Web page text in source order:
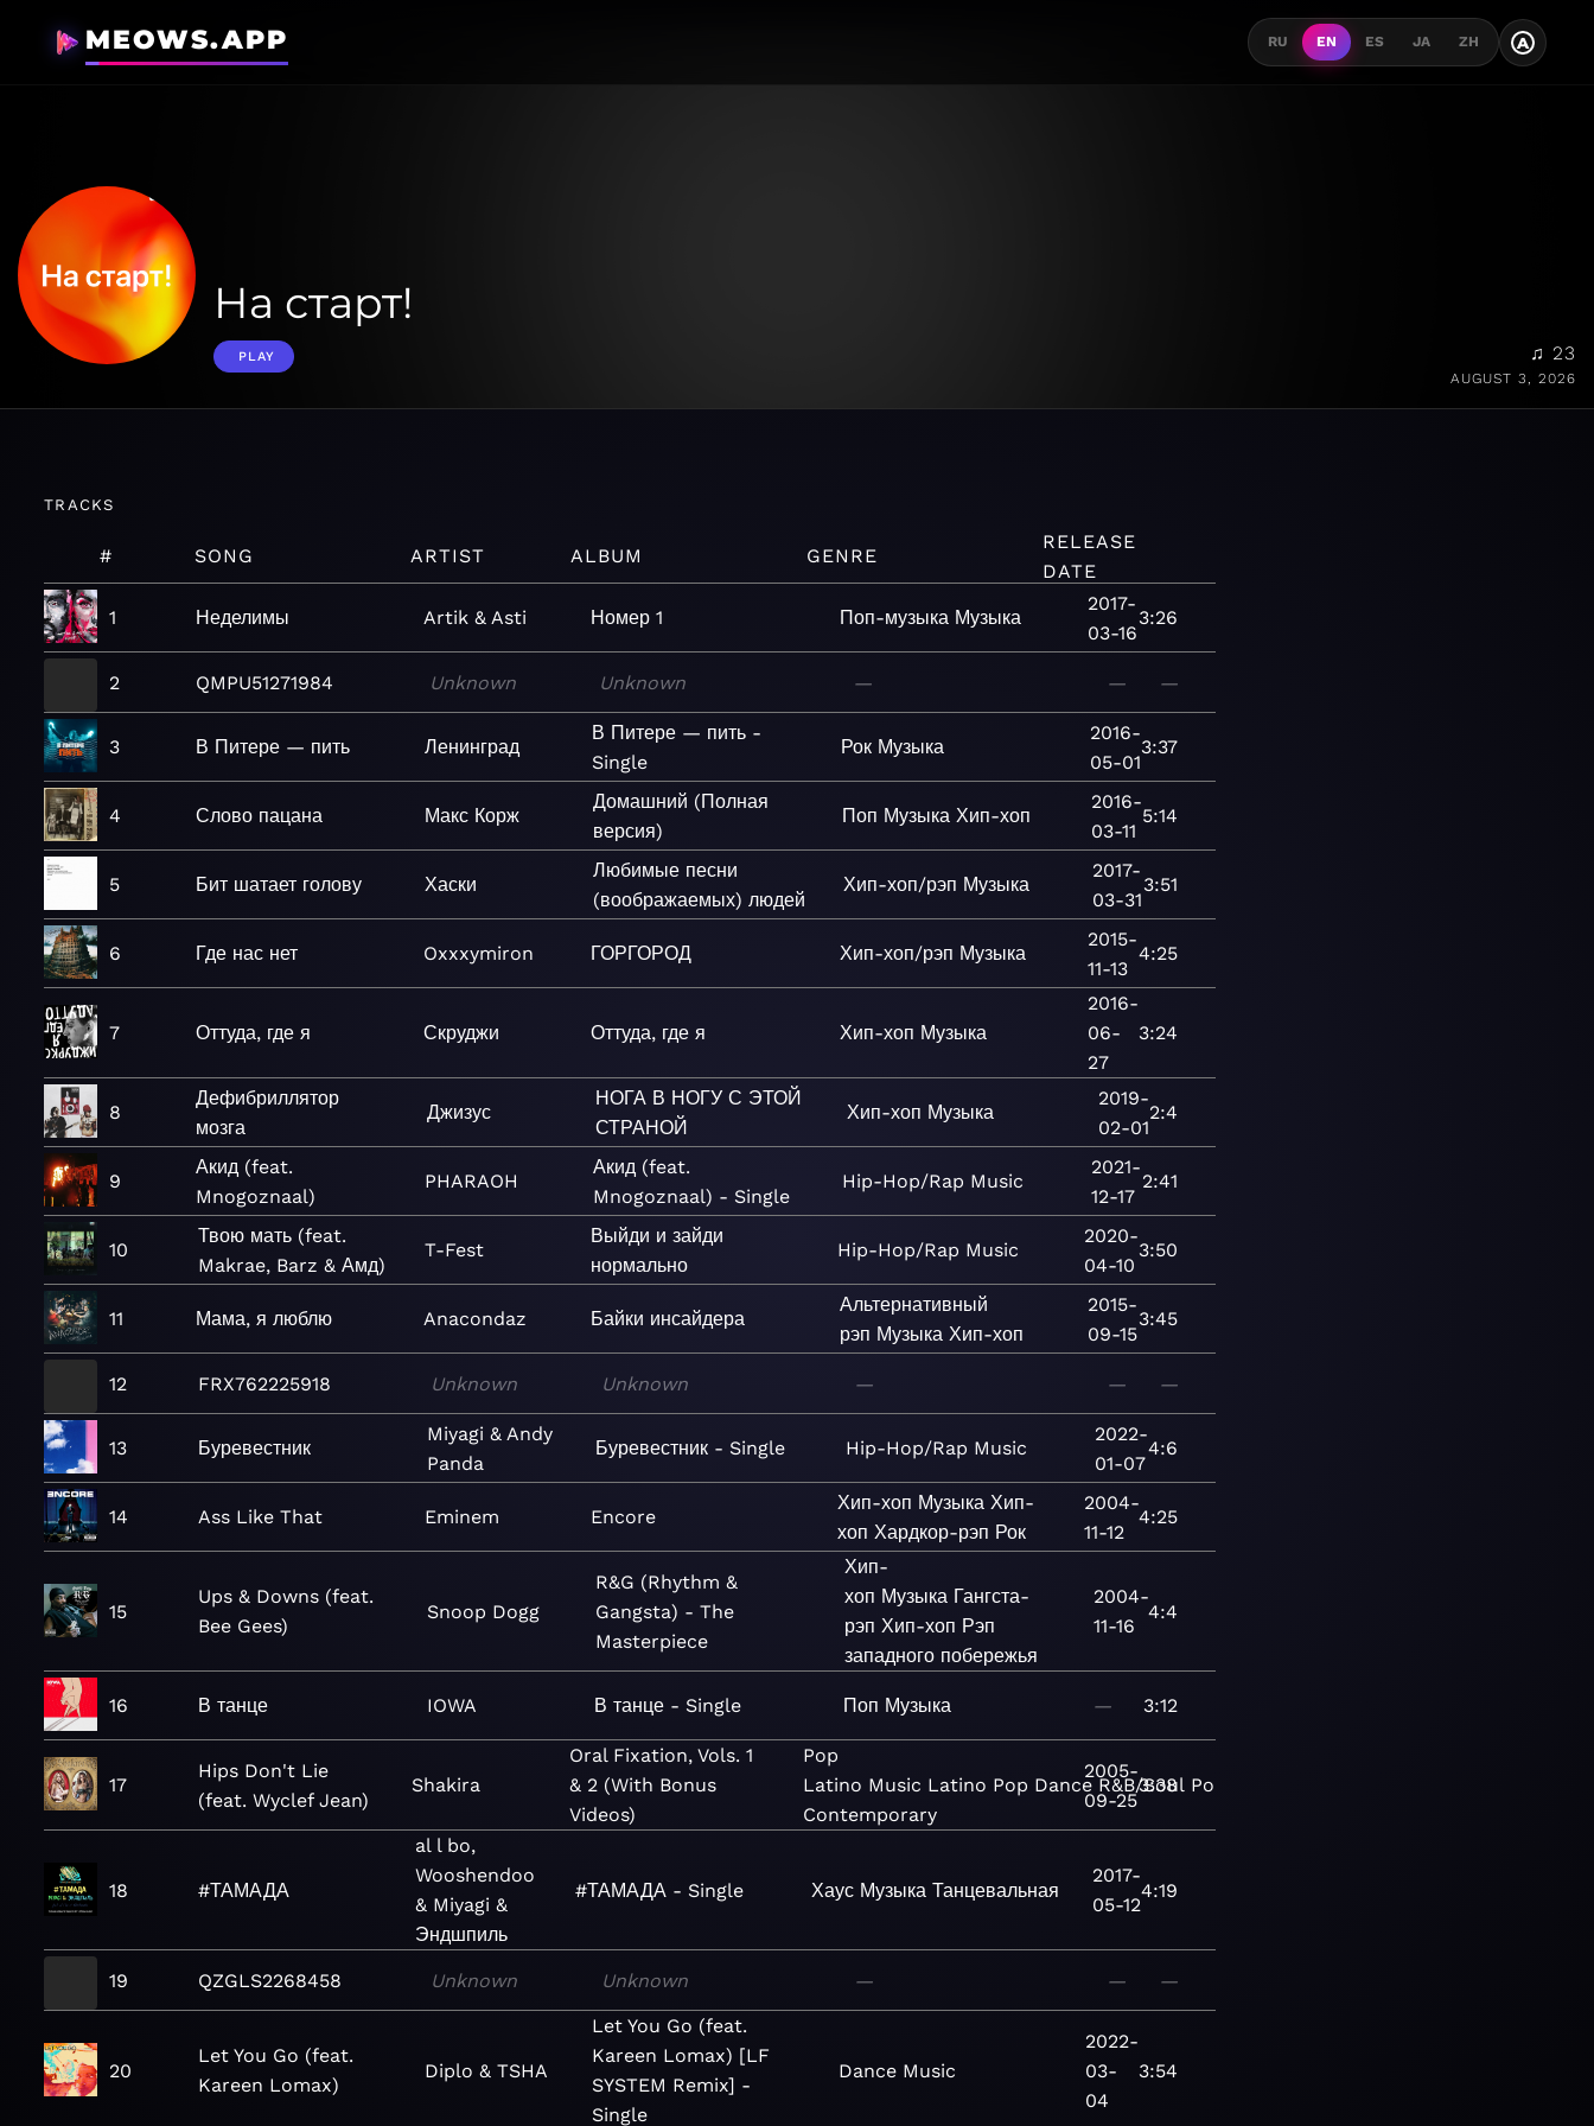
MEOWS.APP RU EN ES JA ZH A
На старт!
PLAY ♫ 23
AUGUST 3, 2026
TRACKS
# SONG ARTIST ALBUM GENRE
RELEASE
DATE
1 Неделимы Artik & Asti Номер 1 Поп-музыка Музыка
2017-
03-16
3:26
2 QMPU51271984 Unknown Unknown — — —
3 В Питере — пить Ленинград
В Питере — пить -
Single
Рок Музыка
2016-
05-01
3:37
4 Слово пацана Макс Корж
Домашний (Полная
версия)
Поп Музыка Хип-хоп
2016-
03-11
5:14
5 Бит шатает голову Хаски
Любимые песни
(воображаемых) людей
Хип-хоп/рэп Музыка
2017-
03-31
3:51
6 Где нас нет Oxxxymiron ГОРГОРОД Хип-хоп/рэп Музыка
2015-
11-13
4:25
7 Оттуда, где я Скруджи Оттуда, где я Хип-хоп Музыка
2016-
06-
27
3:24
8
Дефибриллятор
мозга
Джизус
НОГА В НОГУ С ЭТОЙ
СТРАНОЙ
Хип-хоп Музыка
2019-
02-01
2:4
9
Акид (feat.
Mnogoznaal)
PHARAOH
Акид (feat.
Mnogoznaal) - Single
Hip-Hop/Rap Music
2021-
12-17
2:41
10
Твою мать (feat.
Makrae, Barz & Амд)
T-Fest
Выйди и зайди
нормально
Hip-Hop/Rap Music
2020-
04-10
3:50
11 Мама, я люблю Anacondaz Байки инсайдера
Альтернативный
рэп Музыка Хип-хоп
2015-
09-15
3:45
12 FRX762225918 Unknown Unknown — — —
13 Буревестник
Miyagi & Andy
Panda
Буревестник - Single Hip-Hop/Rap Music
2022-
01-07
4:6
14 Ass Like That Eminem Encore
Хип-хоп Музыка Хип-
хоп Хардкор-рэп Рок
2004-
11-12
4:25
15
Ups & Downs (feat.
Bee Gees)
Snoop Dogg
R&G (Rhythm &
Gangsta) - The
Masterpiece
Хип-
хоп Музыка Гангста-
рэп Хип-хоп Рэп
западного побережья
2004-
11-16
4:4
16 В танце IOWA В танце - Single Поп Музыка — 3:12
17
Hips Don't Lie
(feat. Wyclef Jean)
Shakira
Oral Fixation, Vols. 1
& 2 (With Bonus
Videos)
Pop
Latino Music Latino Pop Dance R&B/Soul Pop/Rock
Contemporary
2005-
09-25
3:38
18 #ТАМАДА
al l bo,
Wooshendoo
& Miyagi &
Эндшпиль
#ТАМАДА - Single Хаус Музыка Танцевальная
2017-
05-12
4:19
19 QZGLS2268458 Unknown Unknown — — —
20
Let You Go (feat.
Kareen Lomax)
Diplo & TSHA
Let You Go (feat.
Kareen Lomax) [LF
SYSTEM Remix] -
Single
Dance Music
2022-
03-
04
3:54